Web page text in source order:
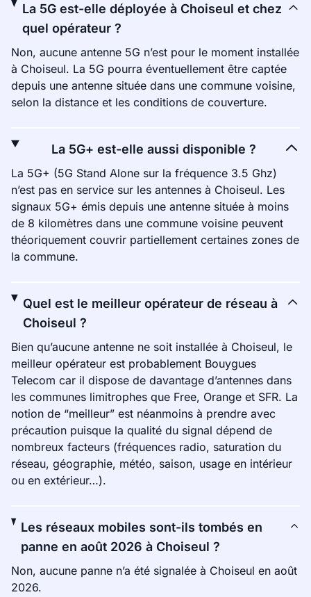
La 5G est-elle déployée à Choiseul et chez
quel opérateur ?
Non, aucune antenne 5G n’est pour le moment installée
à Choiseul. La 5G pourra éventuellement être captée
depuis une antenne située dans une commune voisine,
selon la distance et les conditions de couverture.
La 5G+ est-elle aussi disponible ?
La 5G+ (5G Stand Alone sur la fréquence 3.5 Ghz)
n’est pas en service sur les antennes à Choiseul. Les
signaux 5G+ émis depuis une antenne située à moins
de 8 kilomètres dans une commune voisine peuvent
théoriquement couvrir partiellement certaines zones de
la commune.
Quel est le meilleur opérateur de réseau à
Choiseul ?
Bien qu’aucune antenne ne soit installée à Choiseul, le
meilleur opérateur est probablement Bouygues
Telecom car il dispose de davantage d’antennes dans
les communes limitrophes que Free, Orange et SFR. La
notion de “meilleur” est néanmoins à prendre avec
précaution puisque la qualité du signal dépend de
nombreux facteurs (fréquences radio, saturation du
réseau, géographie, météo, saison, usage en intérieur
ou en extérieur…).
Les réseaux mobiles sont-ils tombés en
panne en août 2026 à Choiseul ?
Non, aucune panne n’a été signalée à Choiseul en août
2026.